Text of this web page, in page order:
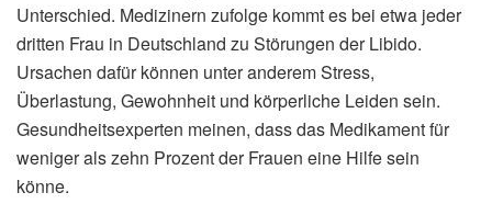
Unterschied. Medizinern zufolge kommt es bei etwa jeder
dritten Frau in Deutschland zu Störungen der Libido.
Ursachen dafür können unter anderem Stress,
Überlastung, Gewohnheit und körperliche Leiden sein.
Gesundheitsexperten meinen, dass das Medikament für
weniger als zehn Prozent der Frauen eine Hilfe sein
könne.